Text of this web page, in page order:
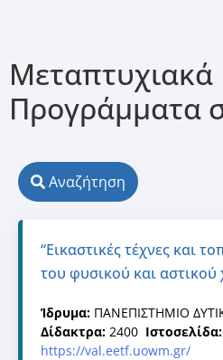
Μεταπτυχιακά
Προγράμματα
Αναζήτηση
“Εικαστικές τέχνες και
του φυσικού και
Ίδρυμα: ΠΑΝΕΠΙΣΤΗΜΙΟ
Δίδακτρα: 2400 Ιστοσελίδα:
https://val.eetf.uowm.gr/